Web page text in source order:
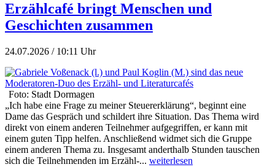
Erzählcafé bringt Menschen und
Geschichten zusammen
24.07.2026 / 10:11 Uhr
Foto: Stadt Dormagen
„Ich habe eine Frage zu meiner Steuererklärung“, beginnt eine
Dame das Gespräch und schildert ihre Situation. Das Thema wird
direkt von einem anderen Teilnehmer aufgegriffen, er kann mit
einem guten Tipp helfen. Anschließend widmet sich die Gruppe
einem anderen Thema zu. Insgesamt anderthalb Stunden tauschen
sich die Teilnehmenden im Erzähl-... weiterlesen